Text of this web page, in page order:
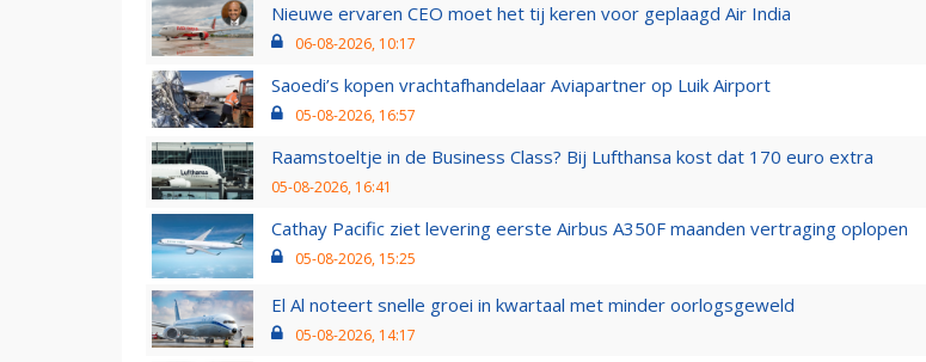
Nieuwe ervaren CEO moet het tij keren voor geplaagd Air India
06-08-2026, 10:17
Saoedi’s kopen vrachtafhandelaar Aviapartner op Luik Airport
05-08-2026, 16:57
Raamstoeltje in de Business Class? Bij Lufthansa kost dat 170 euro extra
05-08-2026, 16:41
Cathay Pacific ziet levering eerste Airbus A350F maanden vertraging oplopen
05-08-2026, 15:25
El Al noteert snelle groei in kwartaal met minder oorlogsgeweld
05-08-2026, 14:17